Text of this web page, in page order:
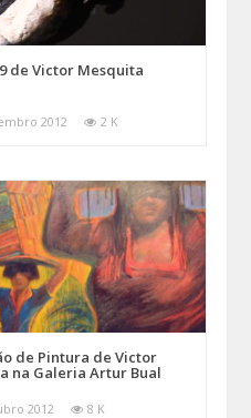
de Victor Mesquita
2012 2 K
de Pintura de Victor
na Galeria Artur Bual
2012 8 K